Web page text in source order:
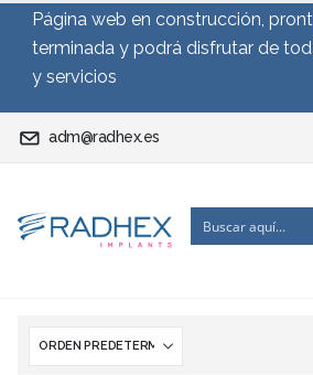
Página web en construcción,
terminada y podrá disfrutar de
y servicios
adm@radhex.es